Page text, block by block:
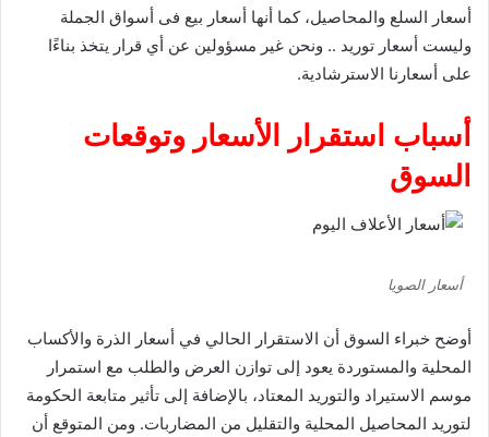
أسعار السلع والمحاصيل، كما أنها أسعار بيع فى أسواق الجملة
وليست أسعار توريد .. ونحن غير مسؤولين عن أي قرار يتخذ بناءًا
على أسعارنا الاسترشادية.
أسباب استقرار الأسعار وتوقعات
السوق
أسعار الصويا
أوضح خبراء السوق أن الاستقرار الحالي في أسعار الذرة والأكساب
المحلية والمستوردة يعود إلى توازن العرض والطلب مع استمرار
موسم الاستيراد والتوريد المعتاد، بالإضافة إلى تأثير متابعة الحكومة
لتوريد المحاصيل المحلية والتقليل من المضاربات. ومن المتوقع أن